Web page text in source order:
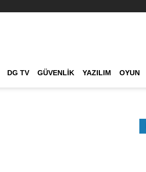
DG TV GÜVENLIK YAZILIM OYUN